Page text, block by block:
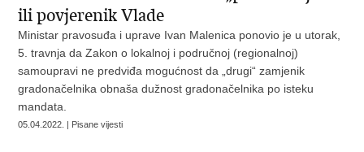
ili povjerenik Vlade
Ministar pravosuđa i uprave Ivan Malenica ponovio je u utorak,
5. travnja da Zakon o lokalnoj i područnoj (regionalnoj)
samoupravi ne predviđa mogućnost da „drugi“ zamjenik
gradonačelnika obnaša dužnost gradonačelnika po isteku
mandata.
05.04.2022. | Pisane vijesti